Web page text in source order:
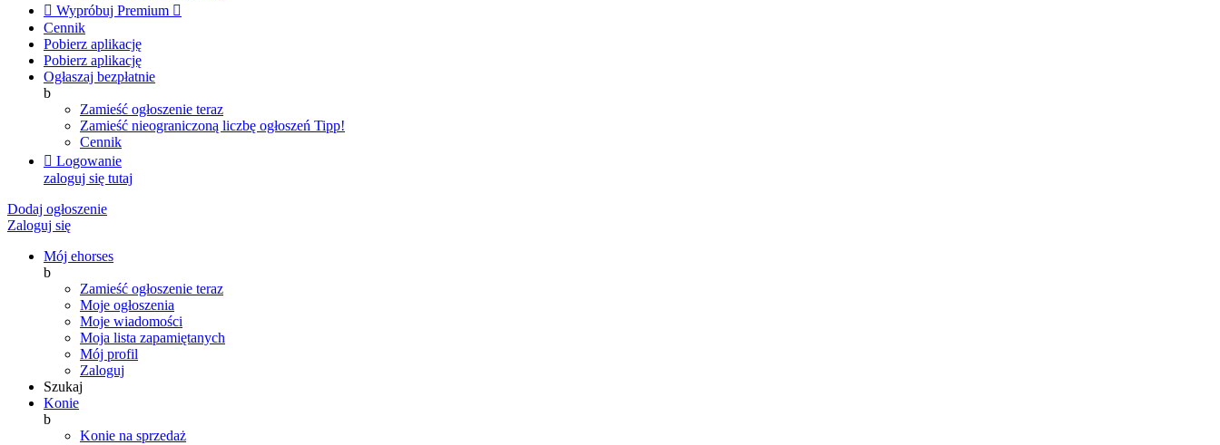
 Wypróbuj Premium 
Cennik
Pobierz aplikację
Pobierz aplikację
Ogłaszaj bezpłatnie
b
Zamieść ogłoszenie teraz
Zamieść nieograniczoną liczbę ogłoszeń Tipp!
Cennik
 Logowanie
zaloguj się tutaj
Dodaj ogłoszenie
Zaloguj się
Mój ehorses
b
Zamieść ogłoszenie teraz
Moje ogłoszenia
Moje wiadomości
Moja lista zapamiętanych
Mój profil
Zaloguj
Szukaj
Konie
b
Konie na sprzedaż